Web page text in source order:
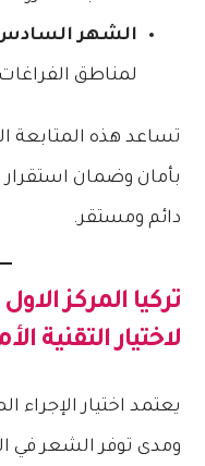
الشهر
لمناطق
تساعد هذه المتابعة
بأمان وضمان
دائم ومستقر.
تركيا المركز
لاختيار التقنية
يعتمد اختيار الإجراء
ومدى توفر الشعر في